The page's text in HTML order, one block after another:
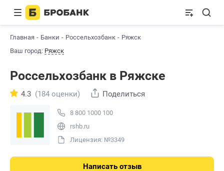
Главная Банки Россельхозбанк
Ряжск
Ваш город: Ряжск
Россельхозбанк в Ряжске
8 800 1000 100
rshb.ru
Лицензия: №3349
4.3 (184 оценки) Поделиться
Написать отзыв